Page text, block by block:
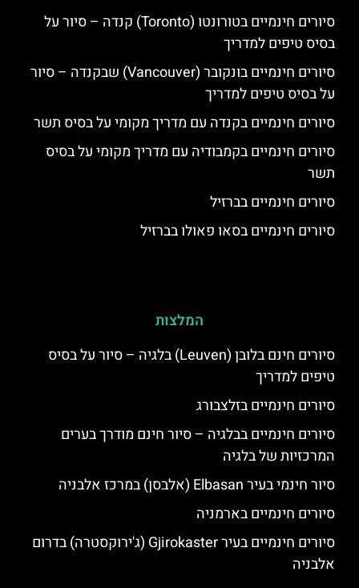
סיורים חינמיים בטורונטו (Toronto) קנדה – סיור על
בסיס טיפים למדריך
סיורים חינמיים בונקובר (Vancouver) שבקנדה – סיור
על בסיס טיפים למדריך
סיורים חינמיים בקנדה עם מדריך מקומי על בסיס תשר
סיורים חינמיים בקמבודיה עם מדריך מקומי על בסיס
תשר
סיורים חינמיים בברזיל
סיורים חינמיים בסאו פאולו בברזיל
המלצות
סיורים חינם בלובן (Leuven) בלגיה – סיור על בסיס
טיפים למדריך
סיורים חינמיים בזלצבורג
סיורים חינמיים בבלגיה – סיור חינם מודרך בערים
המרכזיות של בלגיה
סיור חינמי בעיר Elbasan (אלבסן) במרכז אלבניה
סיורים חינמיים בארמניה
סיורים חינמיים בעיר Gjirokaster (ג'ירוקסטרה) בדרום
אלבניה